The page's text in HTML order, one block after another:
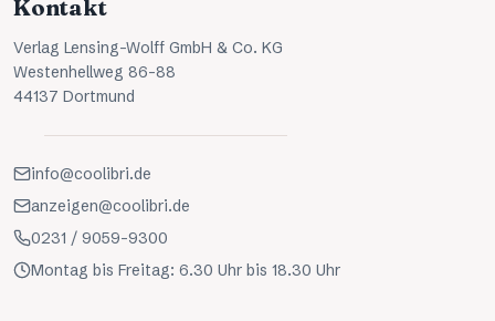
Kontakt
Verlag Lensing-Wolff GmbH & Co. KG
Westenhellweg 86-88
44137 Dortmund
info@coolibri.de
anzeigen@coolibri.de
0231 / 9059-9300
Montag bis Freitag: 6.30 Uhr bis 18.30 Uhr